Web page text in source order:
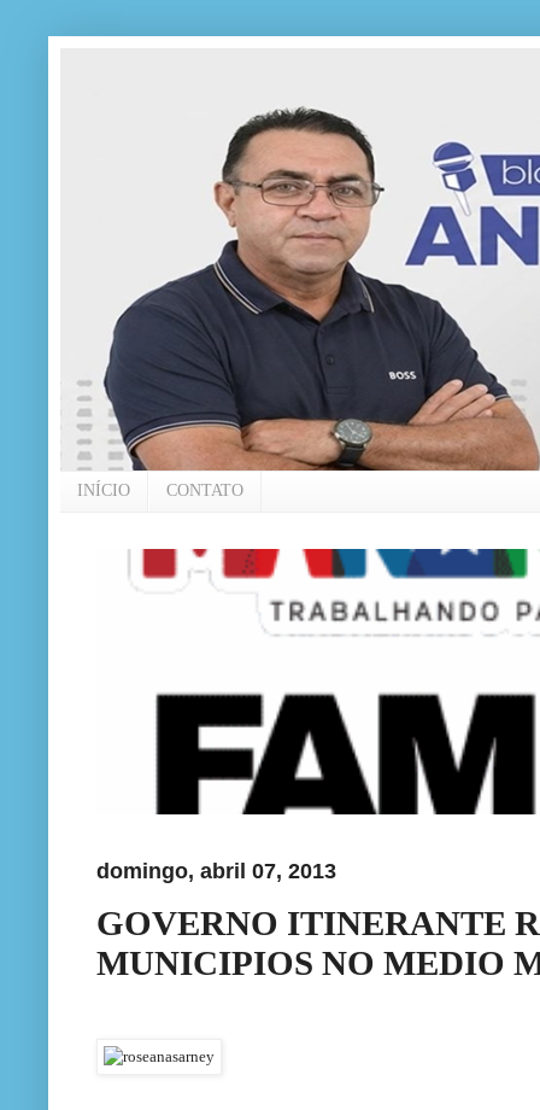
INÍCIO CONTATO
domingo, abril 07, 2013
GOVERNO ITINERANTE
MUNICIPIOS NO MEDIO